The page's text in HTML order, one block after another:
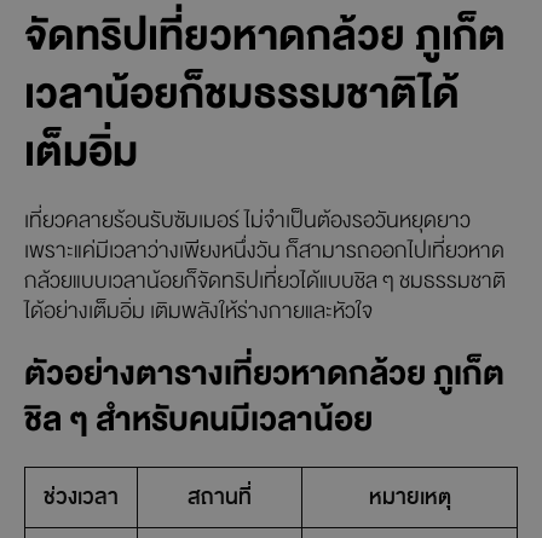
จัดทริปเที่ยวหาดกล้วย ภูเก็ต
เวลาน้อยก็ชมธรรมชาติได้
เต็มอิ่ม
เที่ยวคลายร้อนรับซัมเมอร์ ไม่จำเป็นต้องรอวันหยุดยาว
เพราะแค่มีเวลาว่างเพียงหนึ่งวัน ก็สามารถออกไปเที่ยวหาด
กล้วยแบบเวลาน้อยก็จัดทริปเที่ยวได้แบบชิล ๆ ชมธรรมชาติ
ได้อย่างเต็มอิ่ม เติมพลังให้ร่างกายและหัวใจ
ตัวอย่างตารางเที่ยวหาดกล้วย ภูเก็ต
ชิล ๆ สำหรับคนมีเวลาน้อย
ช่วงเวลา สถานที่ หมายเหตุ